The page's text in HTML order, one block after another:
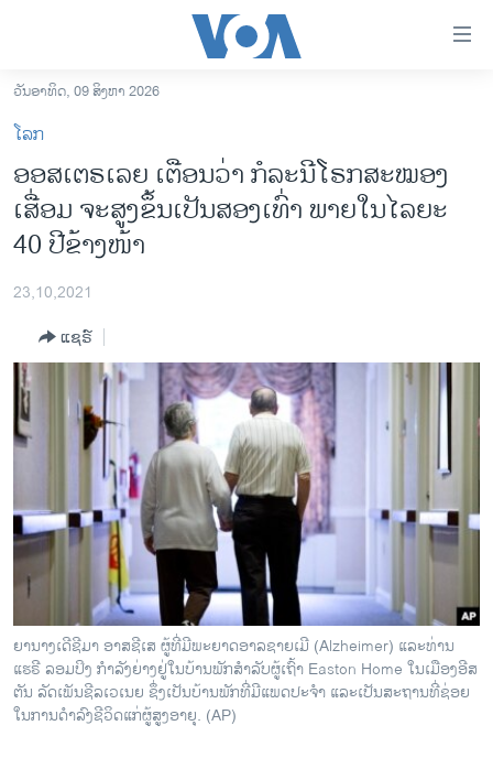
ເຂົ້າ
ຫາ
ຂ້າມ
ຂ້າມ
ໄປ
ຊອກ
ອາເມຣິກາ
ການເລືອກຕັ້ງ ປະທານາທີບໍດີ ສະຫະລັດ 2024
ອິດສະຫຼະພາບດ້ານການຂ່າວ
ຊີວິດຊາວລາວ
ຊຸມຊົນຊາວລາວ
ວິທະຍາສາດ-ເທັກໂນໂລຈີ
ທຸລະກິດ
ພາສາອັງກິດ
ວີດີໂອ
ສຽງ
ລາຍການກະຈາຍສຽງ
ຕິດຕາມພວກເຮົາ ທີ່
ວັນອາທິດ, 09 ສິງຫາ 2026
ໂລກ
ອອສເຕຣເລຍ ເຕືອນວ່າ ກໍລະນີໂຣກສະໝອງ
ເສື່ອມ ຈະສູງຂຶ້ນເປັນສອງເທົ່າ ພາຍໃນໄລຍະ
40 ປີຂ້າງໜ້າ
23,10,2021
ແຊຣ໌
ຍານາງເດີຊີມາ ອາສຊີເສ ຜູ້ທີ່ມີພະຍາດອາລຊາຍເມີ (Alzheimer) ແລະທ່ານ
ແຮຣີ ລອມປິງ ກຳລັງຍ່າງຢູ່ໃນບ້ານພັກສຳລັບຜູ້ເຖົ້າ Easton Home ໃນເມືອງອີສ
ຕັນ ລັດເພັນຊີລເວເນຍ ຊຶ່ງເປັນບ້ານພັກທີ່ມີແພດປະຈຳ ແລະເປັນສະຖານທີ່ຊ່ອຍ
ໃນການດຳລົງຊີວິດແກ່ຜູ້ສູງອາຍຸ. (AP)